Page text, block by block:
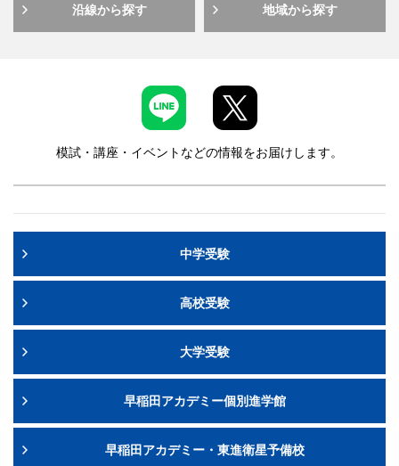
沿線から探す 地域から探す
模試・講座・イベントなどの情報をお届けします。
中学受験
高校受験
大学受験
早稲田アカデミー個別進学館
早稲田アカデミー・東進衛星予備校